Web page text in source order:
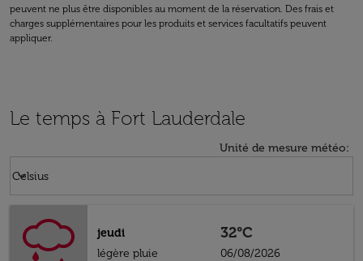
peuvent ne plus être disponibles au moment de la réservation. Des frais et
charges supplémentaires pour les produits et services facultatifs peuvent
appliquer.
Le temps à Fort Lauderdale
Unité de mesure météo:
Celsius
keyboard_arrow_down
jeudi
légère pluie
32°C
06/08/2026